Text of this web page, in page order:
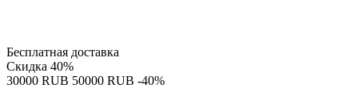
Бесплатная доставка
Скидка 40%
‍30000‍ RUB ‍50000‍ RUB -40%